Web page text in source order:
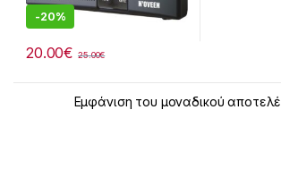
-20%
20.00€ 25.00€
Εμφάνιση του μοναδικού